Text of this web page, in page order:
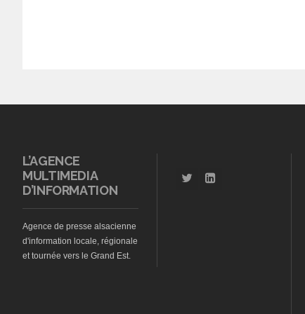
L’AGENCE
MULTIMEDIA
D’INFORMATION
Agence de presse alsacienne
d'information locale, régionale
et tournée vers le Grand Est.